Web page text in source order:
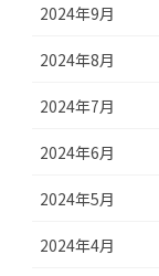
2024年9月
2024年8月
2024年7月
2024年6月
2024年5月
2024年4月